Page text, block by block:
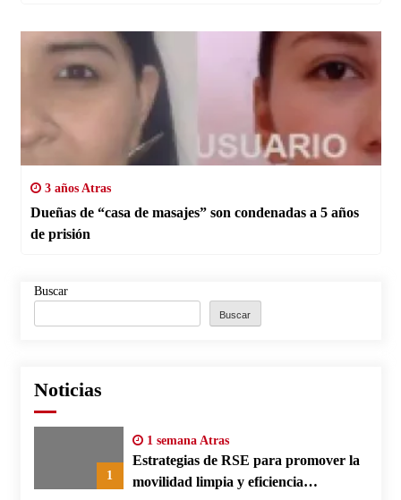
3 años Atras
Dueñas de “casa de masajes” son condenadas a 5 años
de prisión
Buscar
Buscar
Noticias
1
1 semana Atras
Estrategias de RSE para promover la
movilidad limpia y eficiencia